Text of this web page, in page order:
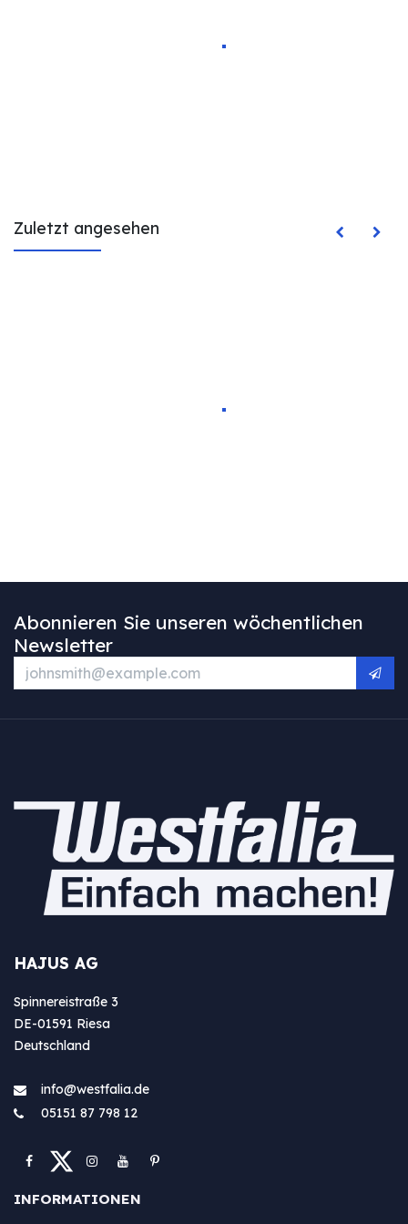
Zuletzt angesehen
Abonnieren Sie unseren wöchentlichen
Newsletter
HAJUS AG
Spinnereistraße 3
DE-01591 Riesa
Deutschland
info@westfa​lia.de
05151 87 798 12
INFORMATIONEN